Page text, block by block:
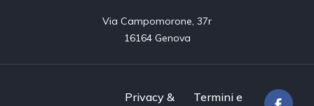
Via Campomorone, 37r
16164 Genova
Privacy &
Termini e